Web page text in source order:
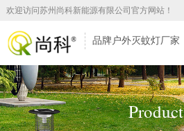
欢迎访问苏州尚科新能源有限公司官方网站！
品牌户外灭蚊灯厂家
Product